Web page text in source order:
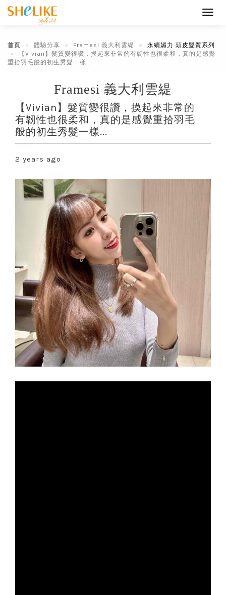
首頁 體驗分享 Framesi 義大利雲緹
永續媚力 頭皮髮質系列
【Vivian】髮質變很讚，摸起來非常的有韌性也很柔和，真的是感覺
重拾羽毛般的初生秀髮一樣...
Framesi 義大利雲緹
【Vivian】髮質變很讚，摸起來非常的
有韌性也很柔和，真的是感覺重拾羽毛
般的初生秀髮一樣...
2 years ago